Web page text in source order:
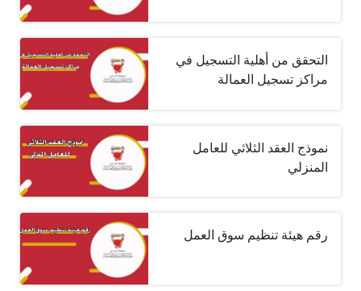
التحقق من أهلية التسجيل في
مراكز تسجيل العمالة
نموذج العقد الثلاثي للعامل
المنزلي
رقم هيئة تنظيم سوق العمل